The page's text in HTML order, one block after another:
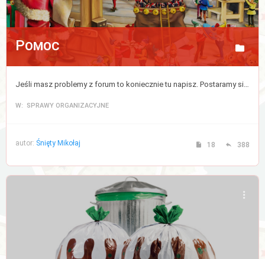
Pomoc
Jeśli masz problemy z forum to koniecznie tu napisz. Postaramy się jak najszybciej ten kłopot zlikwidować.
W: SPRAWY ORGANIZACYJNE
autor: Śnięty Mikołaj 18 388